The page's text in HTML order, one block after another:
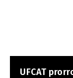
UFCAT